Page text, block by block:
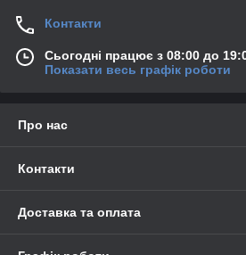
Контакти
Сьогодні працює з 08:00 до
Показати весь графік роботи
Про нас
Контакти
Доставка та оплата